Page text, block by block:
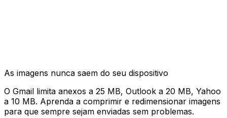
As imagens nunca saem do seu dispositivo
O Gmail limita anexos a 25 MB, Outlook a 20 MB, Yahoo
a 10 MB. Aprenda a comprimir e redimensionar imagens
para que sempre sejam enviadas sem problemas.